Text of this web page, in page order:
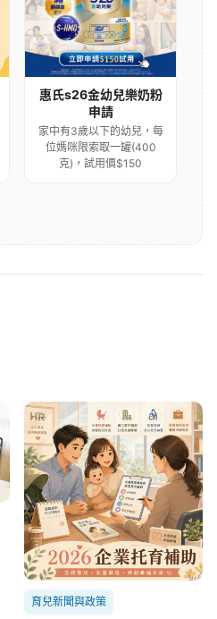
惠氏s26金幼兒樂奶粉
申請
家中有3歲以下的幼兒，每
位媽咪限索取一罐(400
克)，試用價$150
育兒新聞與政策